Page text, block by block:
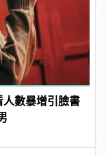
人數暴增引臉書